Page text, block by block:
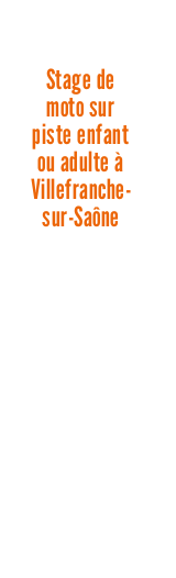
Stage de
moto sur
piste enfant
ou adulte à
Villefranche-
sur-Saône